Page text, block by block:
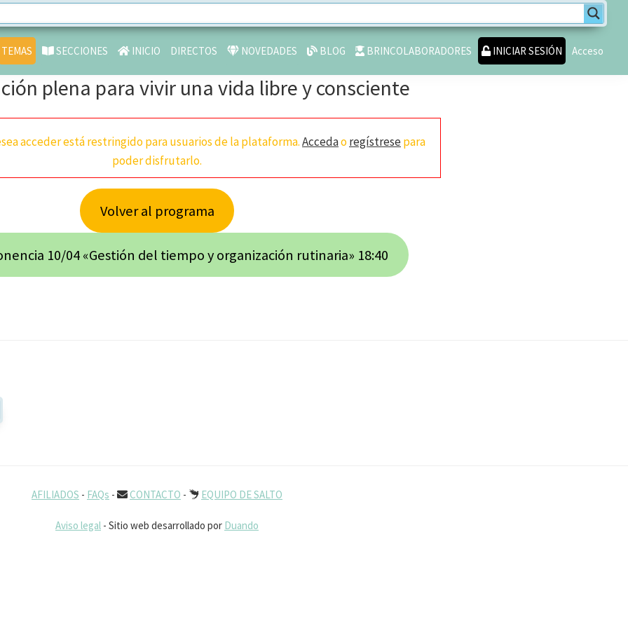
TEMAS SECCIONES INICIO DIRECTOS NOVEDADES BLOG BRINCOLABORADORES INICIAR SESIÓN Acceso
plena para vivir una vida libre y consciente
acceder está restringido para usuarios de la plataforma.Accedaoregístresepara
poder disfrutarlo.
Volver al programa
10/04 «Gestión del tiempo y organización rutinaria» 18:40
AFILIADOS - FAQs - CONTACTO - EQUIPO DE SALTO
Aviso legal - Sitio web desarrollado por Duando